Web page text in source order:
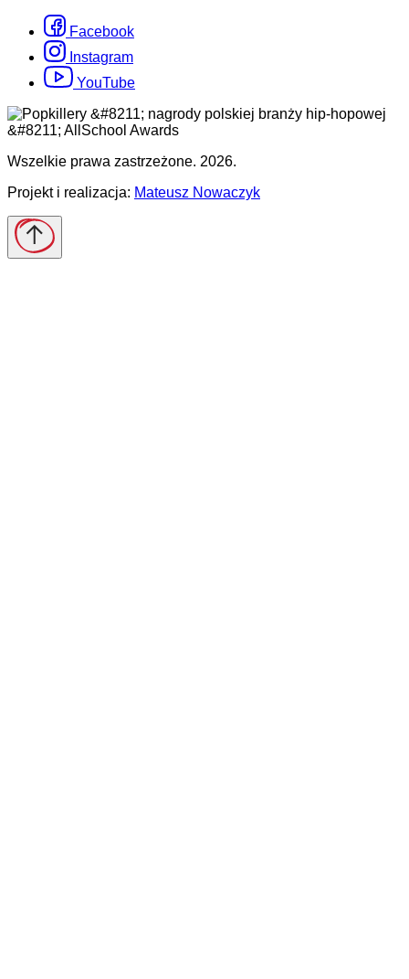
Facebook
Instagram
YouTube
Wszelkie prawa zastrzeżone. 2026.
Projekt i realizacja: Mateusz Nowaczyk